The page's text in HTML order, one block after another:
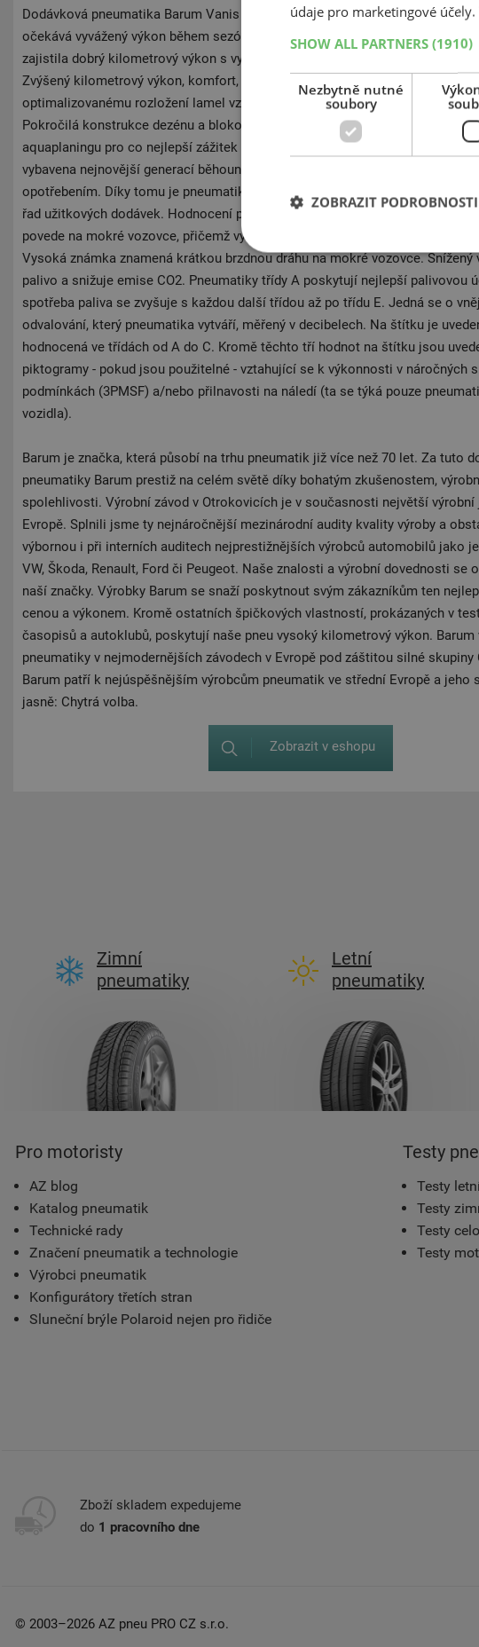
Dodávková pneumatika Barum Vanis 3 nabízí praktické řešení pro každého
očekává vyvážený výkon během sezóny. Nová pneumatika Vanis 3 byla
zajistila dobrý kilometrový výkon s vysokou úrovní bezpečnosti a příjemným
Zvýšený kilometrový výkon, komfort, vysoká bezpečnost. Díky uzavřenému
optimalizovanému rozložení lamel vzniká méně hluku. Jízda je proto velmi
Pokročilá konstrukce dezénu a bloková struktura zajišťují dobrý brzdný výkon
aquaplaningu pro co nejlepší zážitek z jízdy na mokré i suché vozovce.
vybavena nejnovější generací běhounové směsi se zvýšeným valivým
opotřebením. Díky tomu je pneumatika vysoce efektivním řešením zejména
řad užitkových dodávek. Hodnocení přilnavosti za mokra udává, jak dobře si
povede na mokré vozovce, přičemž výkonnost je odstupňována od třídy A až
Vysoká známka znamená krátkou brzdnou dráhu na mokré vozovce.
palivo a snižuje emise CO2. Pneumatiky třídy A poskytují nejlepší palivovou
spotřeba paliva se zvyšuje s každou další třídou až po třídu E. Jedná se o
odvalování, který pneumatika vytváří, měřený v decibelech. Na štítku je
hodnocená ve třídách od A do C. Kromě těchto tří hodnot na štítku jsou
piktogramy - pokud jsou použitelné - vztahující se k výkonnosti v náročných
podmínkách (3PMSF) a/nebo přilnavosti na náledí (ta se týká pouze
vozidla).
Barum je značka, která působí na trhu pneumatik již více než 70 let. Za tuto
pneumatiky Barum prestiž na celém světě díky bohatým zkušenostem,
spolehlivosti. Výrobní závod v Otrokovicích je v současnosti největší výrobní
Evropě. Splnili jsme ty nejnáročnější mezinárodní audity kvality výroby a
výbornou i při interních auditech nejprestižnějších výrobců automobilů jako
VW, Škoda, Renault, Ford či Peugeot. Naše znalosti a výrobní dovednosti se
naší značky. Výrobky Barum se snaží poskytnout svým zákazníkům ten
cenou a výkonem. Kromě ostatních špičkových vlastností, prokázaných v
časopisů a autoklubů, poskytují naše pneu vysoký kilometrový výkon. Barum
pneumatiky v nejmodernějších závodech v Evropě pod záštitou silné skupiny
Barum patří k nejúspěšnějším výrobcům pneumatik ve střední Evropě a jeho
jasně: Chytrá volba.
Zobrazit v eshopu
Zimní
pneumatiky
Letní
pneumatiky
Pro motoristy
AZ blog
Katalog pneumatik
Technické rady
Značení pneumatik a technologie
Výrobci pneumatik
Konfigurátory třetích stran
Sluneční brýle Polaroid nejen pro řidiče
Testy
Testy
Testy
Testy
Testy
Zboží skladem expedujeme
do 1 pracovního dne
© 2003–2026 AZ pneu PRO CZ s.r.o.
údaje pro marketingové účely.
SHOW ALL PARTNERS (1910)
Nezbytně nutné
soubory
ZOBRAZIT PODROBNOSTI